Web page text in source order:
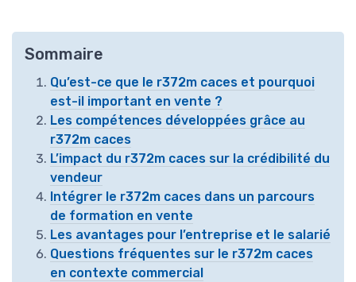
Sommaire
Qu’est-ce que le r372m caces et pourquoi
est-il important en vente ?
Les compétences développées grâce au
r372m caces
L’impact du r372m caces sur la crédibilité du
vendeur
Intégrer le r372m caces dans un parcours
de formation en vente
Les avantages pour l’entreprise et le salarié
Questions fréquentes sur le r372m caces
en contexte commercial